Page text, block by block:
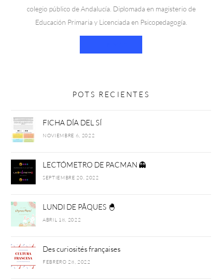
colegio público de Andalucía. Diplomada en magisterio de
Educación Primaria y Licenciada en Psicopedagogía.
POTS RECIENTES
FICHA DÍA DEL SÍ
NOVIEMBRE 6, 2022
LECTÓMETRO DE PACMAN 👻
SEPTIEMBRE 20, 2022
LUNDI DE PÂQUES 🐣
ABRIL 18, 2022
Des curiosités françaises
FEBRERO 28, 2022